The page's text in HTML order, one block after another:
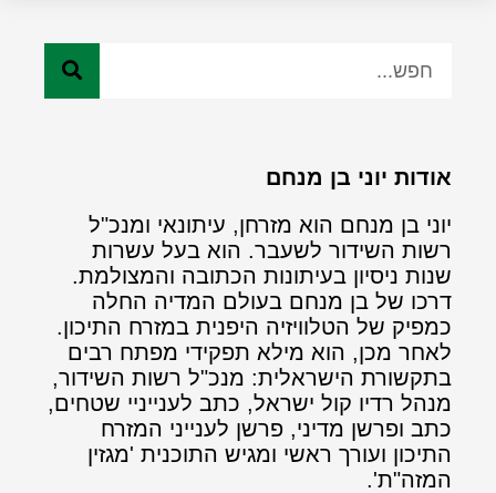
אודות יוני בן מנחם
יוני בן מנחם הוא מזרחן, עיתונאי ומנכ"ל
רשות השידור לשעבר. הוא בעל עשרות
שנות ניסיון בעיתונות הכתובה והמצולמת.
דרכו של בן מנחם בעולם המדיה החלה
כמפיק של הטלוויזיה היפנית במזרח התיכון.
לאחר מכן, הוא מילא תפקידי מפתח רבים
בתקשורת הישראלית: מנכ"ל רשות השידור,
מנהל רדיו קול ישראל, כתב לענייניי שטחים,
כתב ופרשן מדיני, פרשן לענייני המזרח
התיכון ועורך ראשי ומגיש התוכנית 'מגזין
המזה"ת'.